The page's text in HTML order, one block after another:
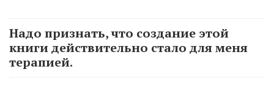
Надо признать, что создание этой
книги действительно стало для меня
терапией.